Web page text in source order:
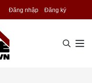
Đăng nhập Đăng ký